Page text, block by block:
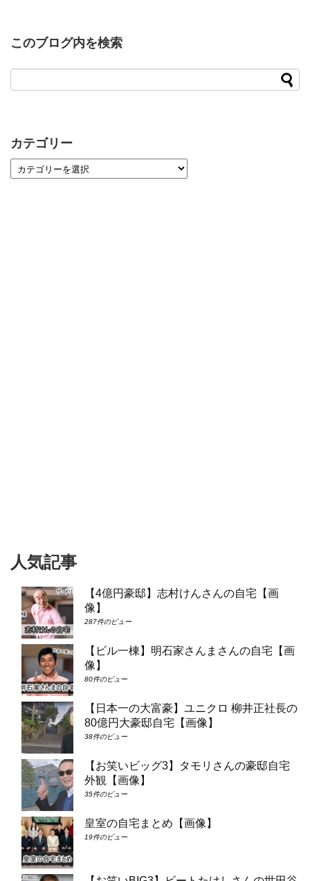
このブログ内を検索
カテゴリー
人気記事
【4億円豪邸】志村けんさんの自宅【画
像】
287件のビュー
【ビル一棟】明石家さんまさんの自宅【画
像】
80件のビュー
【日本一の大富豪】ユニクロ 柳井正社長の
80億円大豪邸自宅【画像】
38件のビュー
【お笑いビッグ3】タモリさんの豪邸自宅
外観【画像】
35件のビュー
皇室の自宅まとめ【画像】
19件のビュー